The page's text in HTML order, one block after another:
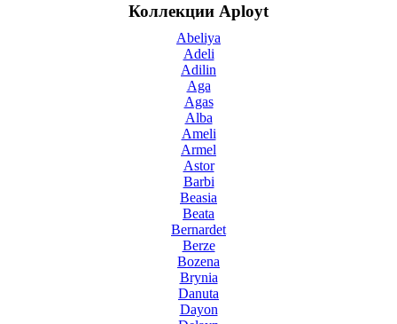
Коллекции Aployt
Abeliya
Adeli
Adilin
Aga
Agas
Alba
Ameli
Armel
Astor
Barbi
Beasia
Beata
Bernardet
Berze
Bozena
Brynia
Danuta
Dayon